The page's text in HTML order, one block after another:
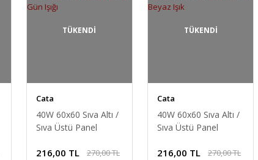
TÜKENDİ
Cata
40W 60x60 Sıva Altı /
Sıva Üstü Panel
Işığı
216,00 TL 270,00 TL
TÜKENDİ
Cata
40W 60x60 Sıva Altı /
Sıva Üstü Panel
Beyaz Işık
216,00 TL 270,00 TL